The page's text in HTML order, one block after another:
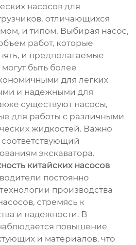
насосов для
отличающихся
и типом. Выбирая насос,
работ, которые
и предполагаемые
быть более
для легких
и надежными для
существуют насосы,
для работы с различными
жидкостей. Важно
экскаватора.
китайских насосов
постоянно
производства
стремясь к
и надежности. В
повышение
и материалов, что